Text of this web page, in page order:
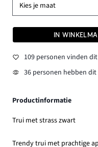
Kies je maat
IN
109 personen vinden
36 personen hebben
Productinformatie
Trui met strass zwart
Trendy trui met prachtige